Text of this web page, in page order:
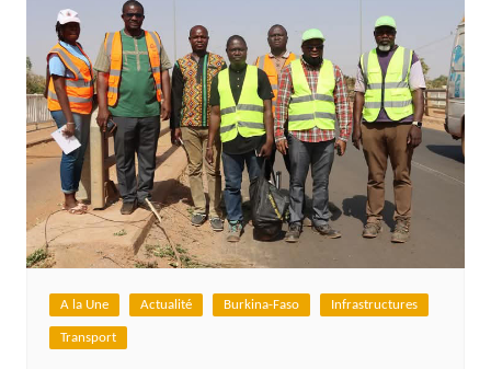
A la Une Actualité Burkina-Faso Infrastructures
Transport